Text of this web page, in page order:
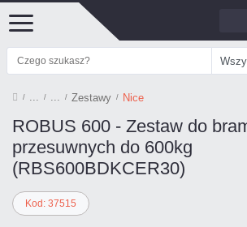
Zestawy Nice
ROBUS 600 - Zestaw do
przesuwnych do 600kg
(RBS600BDKCER30)
Kod: 37515